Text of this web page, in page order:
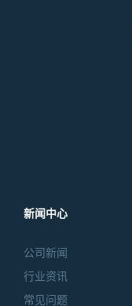
新闻中心
公司新闻
行业资讯
常见问题